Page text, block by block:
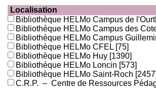
Localisation
Bibliothèque HELMo Campus de
Bibliothèque HELMo Campus des
Bibliothèque HELMo Campus
Bibliothèque HELMo CFEL [75]
Bibliothèque HELMo Huy [1390]
Bibliothèque HELMo Loncin [573]
Bibliothèque HELMo Saint-Roch [2457]
C.R.P. – Centre de Ressources